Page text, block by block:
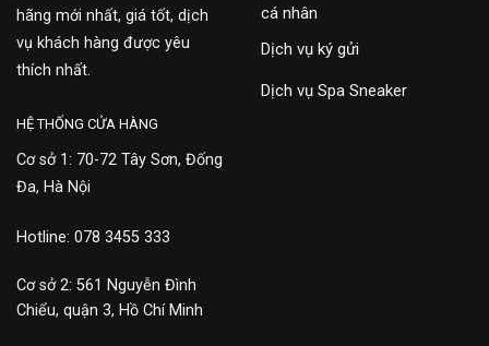
hãng mới nhất, giá tốt, dịch
vụ khách hàng được yêu
thích nhất.
cá nhân
Dịch vụ ký gửi
Dịch vụ Spa Sneaker
HỆ THỐNG CỬA HÀNG
Cơ sở 1: 70-72 Tây Sơn, Đống
Đa, Hà Nội
Hotline: 078 3455 333
Cơ sở 2: 561 Nguyễn Đình
Chiểu, quận 3, Hồ Chí Minh